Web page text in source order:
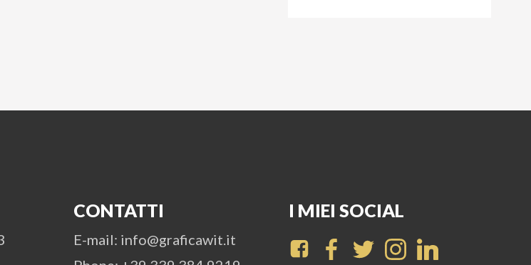
CONTATTI
E-mail: info@graficawit.it
I MIEI SOCIAL